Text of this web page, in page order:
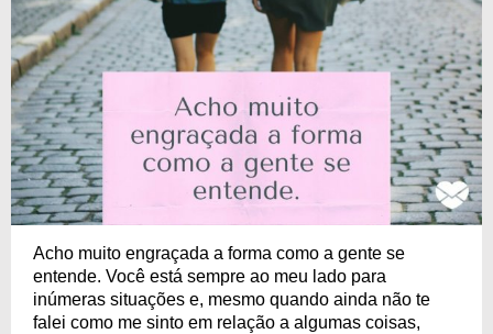
Acho muito engraçada a forma como a gente se
entende. Você está sempre ao meu lado para
inúmeras situações e, mesmo quando ainda não te
falei como me sinto em relação a algumas coisas,